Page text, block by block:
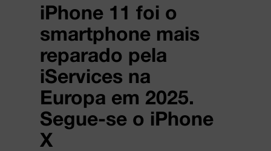
iPhone 11 foi o
smartphone mais
reparado pela
iServices na
Europa em 2025.
Segue-se o iPhone
X